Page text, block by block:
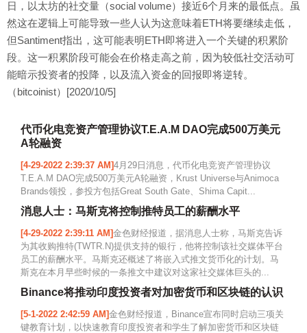
日，以太坊的社交量（social volume）接近6个月来的最低点。虽
然这在逻辑上可能导致一些人认为这意味着ETH将要继续走低，
但Santiment指出，这可能表明ETH即将进入一个关键的积累阶
段。这一积累阶段可能会在价格走高之前，因为较低社交活动可
能暗示投资者的投降，以及流入资金的回报即将逆转。
（bitcoinist）[2020/10/5]
代币化电竞资产管理协议T.E.A.M DAO完成500万美元
A轮融资
[4-29-2022 2:39:37 AM]4月29日消息，代币化电竞资产管理协议
T.E.A.M DAO完成500万美元A轮融资，Krust Universe与Animoca
Brands领投，参投方包括Great South Gate、Shima Capit...
消息人士：马斯克将控制推特员工的薪酬水平
[4-29-2022 2:39:11 AM]金色财经报道，据消息人士称，马斯克告诉
为其收购推特(TWTR.N)提供支持的银行，他将控制该社交媒体平台
员工的薪酬水平。马斯克还概述了将嵌入式推文货币化的计划。马
斯克在本月早些时候的一条推文中建议对这家社交媒体巨头的...
Binance将推动印度投资者对加密货币和区块链的认识
[5-1-2022 2:42:59 AM]金色财经报道，Binance宣布同时启动三项关
键教育计划，以快速教育印度投资者和学生了解加密货币和区块链